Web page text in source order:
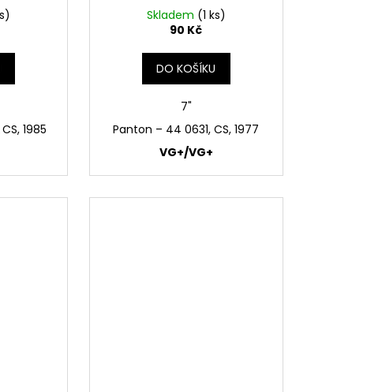
1985
Skladem (1 ks)
90 Kč
DO KOŠÍKU
7"
Panton ‎– 44 0631, CS, 1977
VG+/VG+